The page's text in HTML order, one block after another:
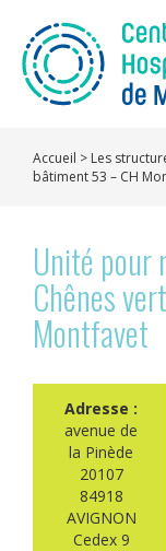
Accueil > Les
bâtiment 53 – CH
Unité pour
Chênes
Montfavet
Adresse :
avenue de
la Pinède
20107
84918
AVIGNON
Cedex 9